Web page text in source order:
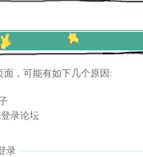
，可能有如下几个原因:
录论坛
录